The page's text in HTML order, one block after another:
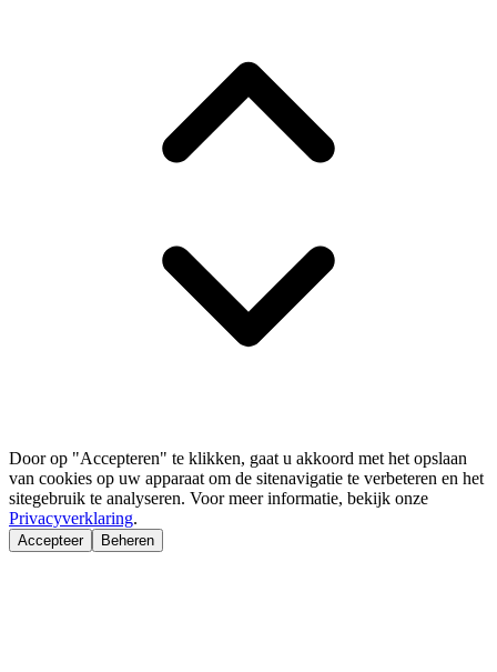
Door op "Accepteren" te klikken, gaat u akkoord met het opslaan
van cookies op uw apparaat om de sitenavigatie te verbeteren en het
sitegebruik te analyseren. Voor meer informatie, bekijk onze
Privacyverklaring.
Accepteer Beheren